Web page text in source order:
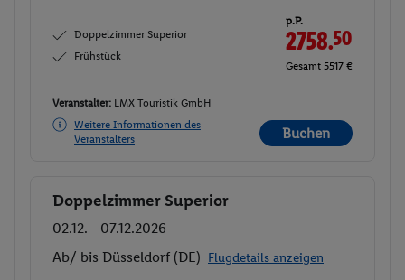
Doppelzimmer Superior
Frühstück
p.P.
2758.50
Gesamt 5517 €
Veranstalter: LMX Touristik GmbH
Weitere Informationen des
Veranstalters
Buchen
Buchen
Doppelzimmer Superior
02.12. - 07.12.2026
Ab/ bis Düsseldorf (DE) Flugdetails anzeigen